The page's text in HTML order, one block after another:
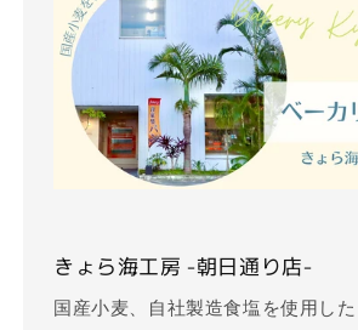
きょら海工房 -朝日通り店-
国産小麦、自社製造食塩を使用し